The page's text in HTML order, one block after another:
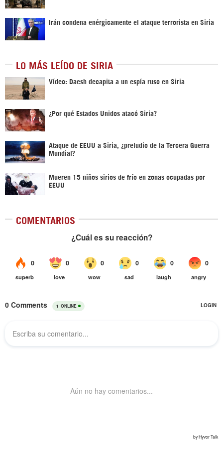
Irán condena enérgicamente el ataque terrorista en Siria
LO MÁS LEÍDO DE SIRIA
Vídeo: Daesh decapita a un espía ruso en Siria
¿Por qué Estados Unidos atacó Siria?
Ataque de EEUU a Siria, ¿preludio de la Tercera Guerra
Mundial?
Mueren 15 niños sirios de frío en zonas ocupadas por
EEUU
COMENTARIOS